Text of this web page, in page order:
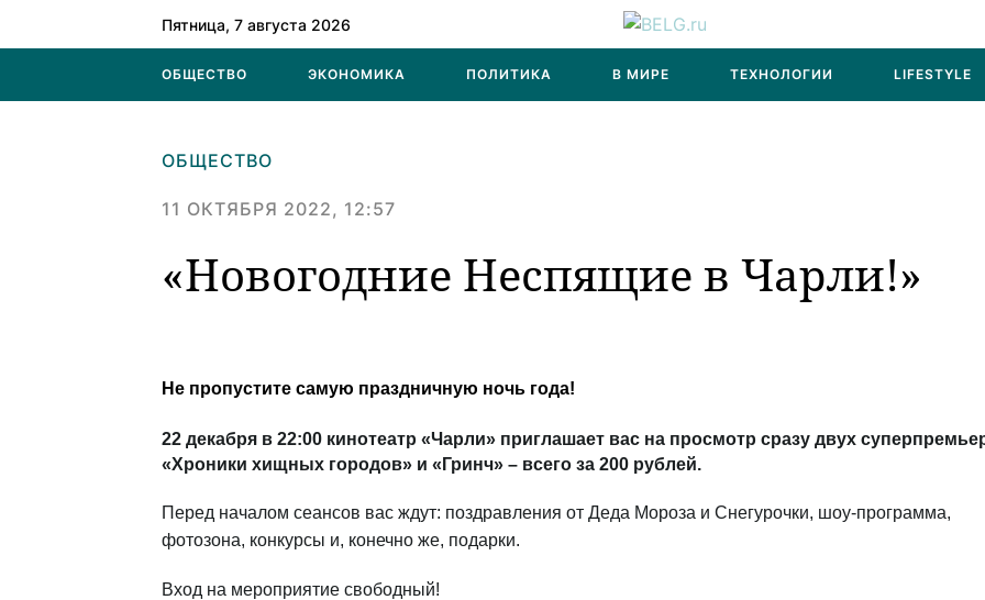
Пятница, 7 августа 2026
ОБЩЕСТВО ЭКОНОМИКА ПОЛИТИКА В МИРЕ ТЕХНОЛОГИИ LIFESTYLE
ОБЩЕСТВО
11 ОКТЯБРЯ 2022, 12:57
«Новогодние Неспящие в Чарли!»
Не пропустите самую праздничную ночь года!
22 декабря в 22:00 кинотеатр «Чарли» приглашает вас на просмотр сразу двух
«Хроники хищных городов» и «Гринч» – всего за 200 рублей.
Перед началом сеансов вас ждут: поздравления от Деда Мороза и Снегурочки, шоу-программа,
фотозона, конкурсы и, конечно же, подарки.
Вход на мероприятие свободный!